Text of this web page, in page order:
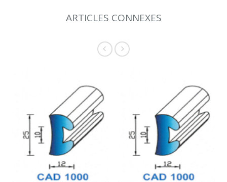
ARTICLES CONNEXES